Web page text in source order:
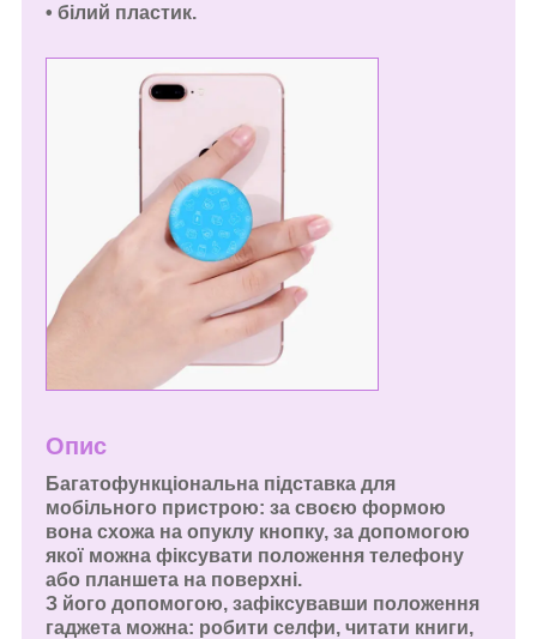
• білий пластик.
Опис
Багатофункціональна підставка для
мобільного пристрою: за своєю формою
вона схожа на опуклу кнопку, за допомогою
якої можна фіксувати положення телефону
або планшета на поверхні.
З його допомогою, зафіксувавши положення
гаджета можна: робити селфи, читати книги,